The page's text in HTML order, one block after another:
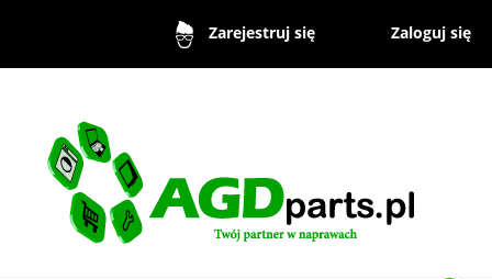
Zarejestruj się Zaloguj się